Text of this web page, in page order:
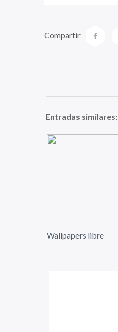
Compartir
Entradas similares:
Wallpapers libre